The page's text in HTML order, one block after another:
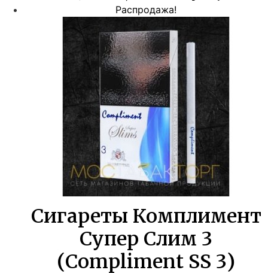
цена
составляла
1200,00 ₽.
цена:
660,00 ₽.
Распродажа!
Сигареты Комплимент
Супер Слим 3
(Compliment SS 3)